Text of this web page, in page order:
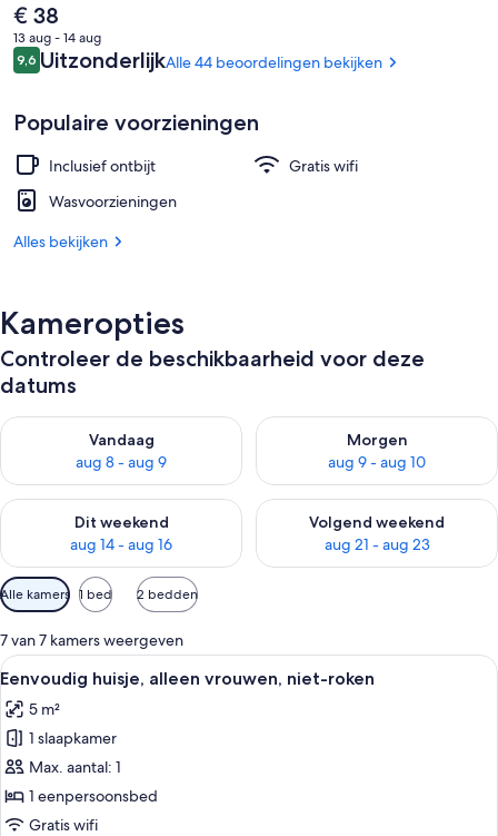
De
huidige
prijs
is
€ 38
13 aug - 14 aug
Beoordelingen
9,69,6 op 10 –
UitzonderlijkAlle 44 beoordelingen bekijken
Populaire voorzieningen
Inclusief ontbijt
Gratis wifi
Wasvoorzieningen
Alles bekijken
Kameropties
Controleer de beschikbaarheid voor deze
datums
Vandaag
aug 8 - aug 9
De beschikbaarheid controleren voor vanavond aug 8 - aug 9
Morgen
aug 9 - aug 10
De beschikbaarheid
Dit weekend
aug 14 - aug 16
De beschikbaarheid controleren voor dit weekend aug 14 -
Volgend weekend
aug 21 - aug 23
De beschikbaarheid
Beschikbare
filters
voor
kamers
Alle kamers 1 bed 2 bedden
7 van 7 kamers weergeven
Alle
foto's
voor
Eenvoudig
huisje,
alleen
vrouwen,
Een kleine eenpersoonskamer met
6
Eenvoudig huisje, alleen vrouwen, niet-roken
5 m²
1 slaapkamer
Max. aantal: 1
1 eenpersoonsbed
Gratis wifi